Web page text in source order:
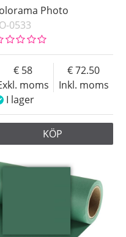
Photo
0533
moms
58
Inkl. moms
72.50
I lager
KÖP